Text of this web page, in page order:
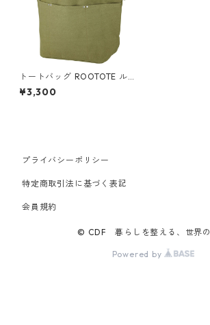
トートバッグ ROOTOTE ルー
トート デリ.リペレントキャン
バス はっ水加工 グリーン
¥3,300
プライバシーポリシー
特定商取引法に基づく表記
会員規約
© CDF 暮らしを整える、世界
Powered by